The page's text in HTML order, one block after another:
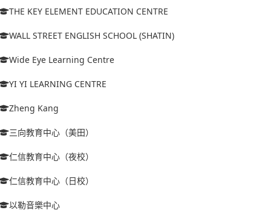
THE KEY ELEMENT EDUCATION CENTRE
WALL STREET ENGLISH SCHOOL (SHATIN)
Wide Eye Learning Centre
YI YI LEARNING CENTRE
Zheng Kang
三向教育中心（美田）
仁信教育中心（夜校）
仁信教育中心（日校）
以勒音樂中心